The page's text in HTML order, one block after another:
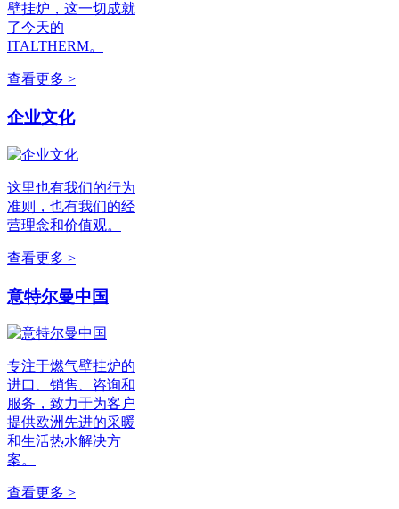
壁挂炉，这一切成就
了今天的
ITALTHERM。
查看更多 >
企业文化
这里也有我们的行为
准则，也有我们的经
营理念和价值观。
查看更多 >
意特尔曼中国
专注于燃气壁挂炉的
进口、销售、咨询和
服务，致力于为客户
提供欧洲先进的采暖
和生活热水解决方
案。
查看更多 >